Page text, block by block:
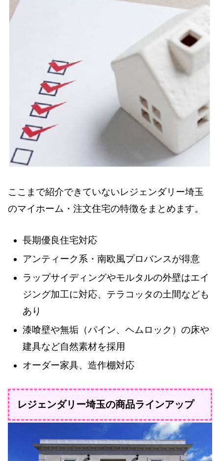
ここまで紹介できていないレジェンダリー埼玉
のマイホーム・注文住宅の特徴をまとめます。
長期優良住宅対応
アンティーク系・南欧風プロバンスが得意
ラップサイディングやモルタルの外壁はエイ
ジング加工に対応、テラコッタの土間なども
あり
漆喰壁や無垢（パイン、ヘムロック）の床や
建具など自然素材を採用
オーダー家具、造作棚対応
レジェンダリー埼玉の商品ラインアップ